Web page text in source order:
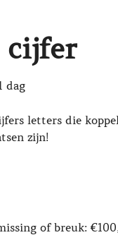
cijfer
letters die
zijn!
of breuk: